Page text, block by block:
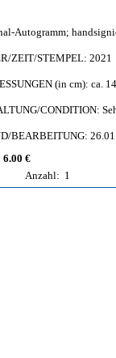
Autogramm;
ZEIT/STEMPEL: 2021
(in cm): ca.
CONDITION:
BEARBEITUNG:
6.00 €
Anzahl: 1